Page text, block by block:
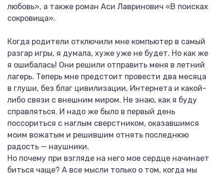
любовь», а также роман Аси Лавринович «В поисках
сокровища».
Когда родители отключили мне компьютер в самый
разгар игры, я думала, хуже уже не будет. Но как же
я ошибалась! Они решили отправить меня в летний
лагерь. Теперь мне предстоит провести два месяца
в глуши, без благ цивилизации, Интернета и какой-
либо связи с внешним миром. Не знаю, как я буду
справляться. И надо же было в первый день
поссориться с наглым сверстником, оказавшимся
моим вожатым и решившим отнять последнюю
радость — наушники.
Но почему при взгляде на него мое сердце начинает
биться чаще? А все мысли только о том, когда мы